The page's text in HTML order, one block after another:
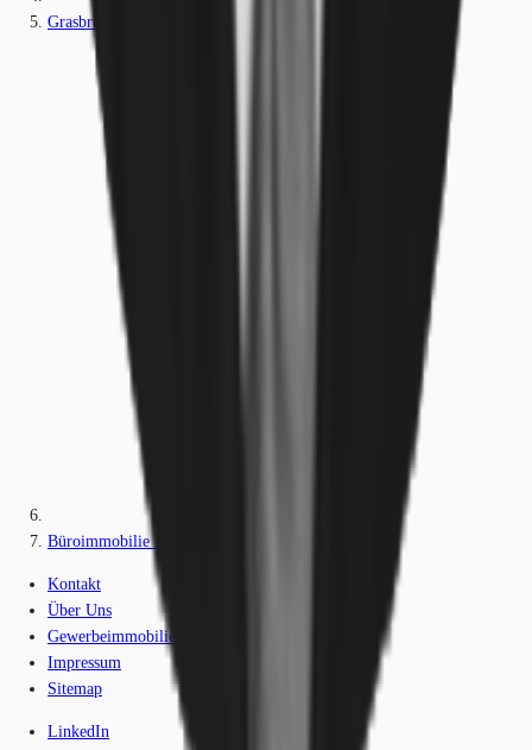
Grasbrunn
Büroimmobilie - Grasbrunn - M2371
Kontakt
Über Uns
Gewerbeimmobilien-Lexikon
Impressum
Sitemap
LinkedIn